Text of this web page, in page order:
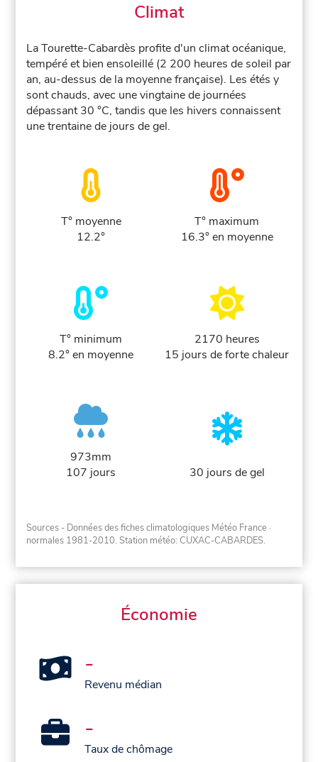
Climat
La Tourette-Cabardès profite d'un climat océanique,
tempéré et bien ensoleillé (2 200 heures de soleil par
an, au-dessus de la moyenne française). Les étés y
sont chauds, avec une vingtaine de journées
dépassant 30 °C, tandis que les hivers connaissent
une trentaine de jours de gel.
T° moyenne
12.2°
T° maximum
16.3° en moyenne
T° minimum
8.2° en moyenne
2170 heures
15 jours de forte chaleur
973mm
107 jours
30 jours de gel
Sources - Données des fiches climatologiques Météo France ·
normales 1981-2010. Station météo: CUXAC-CABARDES.
Économie
-
Revenu médian
-
Taux de chômage